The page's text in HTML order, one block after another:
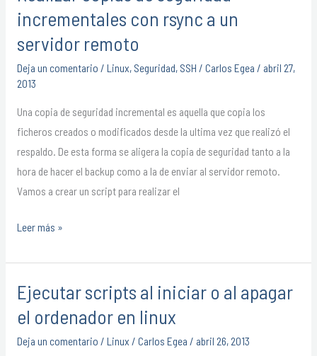
incrementales con rsync a un
servidor remoto
Deja un comentario / Linux, Seguridad, SSH / Carlos Egea / abril 27,
2013
Una copia de seguridad incremental es aquella que copia los
ficheros creados o modificados desde la ultima vez que realizó el
respaldo. De esta forma se aligera la copia de seguridad tanto a la
hora de hacer el backup como a la de enviar al servidor remoto.
Vamos a crear un script para realizar el
copias
de
seguridad
incrementales
con
rsync
a
un
servidor
remoto
Leer más »
Ejecutar scripts al iniciar o al apagar
el ordenador en linux
Deja un comentario / Linux / Carlos Egea / abril 26, 2013
Ejecutar
scripts
al
iniciar